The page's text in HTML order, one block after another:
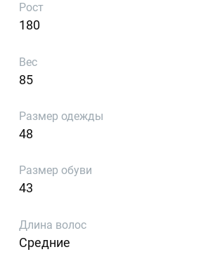
Рост
180
Вес
85
Размер одежды
48
Размер обуви
43
Длина волос
Средние